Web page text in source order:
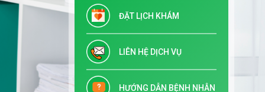
Tuyển dụng
ĐẶT LỊCH KHÁM
LIÊN HỆ DỊCH VỤ
HƯỚNG DẪN BỆNH NHÂN